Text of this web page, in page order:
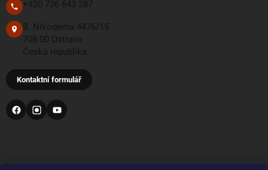
+420 736 643 287
B. Nikodéma 4476/15
708 00 Ostrava
Česká republika
Kontaktní formulář